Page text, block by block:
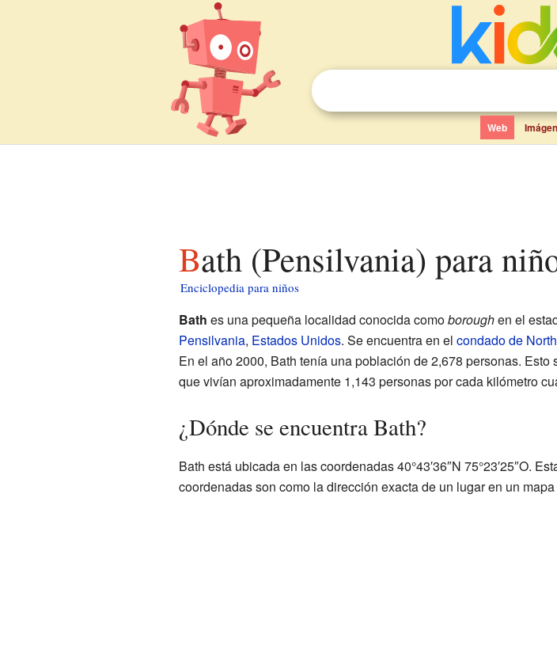
Web
Bath (Pensilvania) para
Enciclopedia para niños
Bath es una pequeña localidad conocida comoboroughen el
Pensilvania, Estados Unidos. Se encuentra en el condado de
En el año 2000, Bath tenía una población de 2,678 personas. Esto
que vivían aproximadamente 1,143 personas por cada kilómetro
¿Dónde se encuentra Bath?
Bath está ubicada en las coordenadas 40°43′36″N 75°23′25″O.
coordenadas son como la dirección exacta de un lugar en un